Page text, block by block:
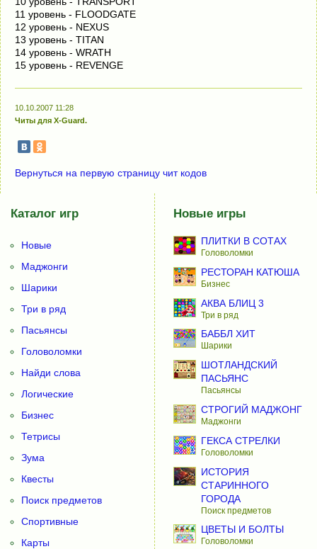
11 уровень - FLOODGATE
12 уровень - NEXUS
13 уровень - TITAN
14 уровень - WRATH
15 уровень - REVENGE
10.10.2007 11:28
Читы для X-Guard.
Вернуться на первую страницу чит кодов
Каталог игр
Новые
Маджонги
Шарики
Три в ряд
Пасьянсы
Головоломки
Найди слова
Логические
Бизнес
Тетрисы
Зума
Квесты
Поиск предметов
Спортивные
Карты
Новые игры
ПЛИТКИ В СОТАХ
Головоломки
РЕСТОРАН КАТЮША
Бизнес
АКВА БЛИЦ 3
Три в ряд
БАББЛ ХИТ
Шарики
ШОТЛАНДСКИЙ
ПАСЬЯНС
Пасьянсы
СТРОГИЙ МАДЖОНГ
Маджонги
ГЕКСА СТРЕЛКИ
Головоломки
ИСТОРИЯ
СТАРИННОГО
ГОРОДА
Поиск предметов
ЦВЕТЫ И БОЛТЫ
Головоломки